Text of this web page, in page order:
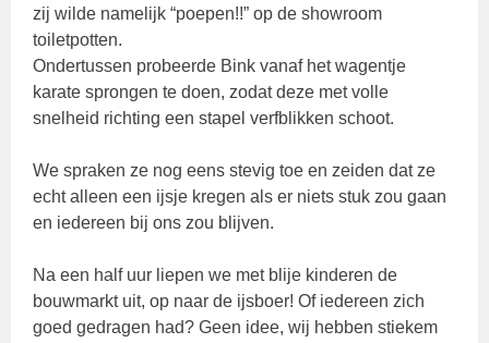
zij wilde namelijk “poepen!!” op de showroom
toiletpotten.
Ondertussen probeerde Bink vanaf het wagentje
karate sprongen te doen, zodat deze met volle
snelheid richting een stapel verfblikken schoot.
We spraken ze nog eens stevig toe en zeiden dat ze
echt alleen een ijsje kregen als er niets stuk zou gaan
en iedereen bij ons zou blijven.
Na een half uur liepen we met blije kinderen de
bouwmarkt uit, op naar de ijsboer! Of iedereen zich
goed gedragen had? Geen idee, wij hebben stiekem